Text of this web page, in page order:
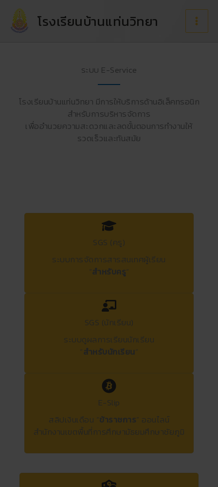
content
โรงเรียนบ้านแท่นวิทยา
ระบบ E-Service
โรงเรียนบ้านแท่นวิทยา มีการให้บริการด้านอิเล็คทรอนิก
สำหรับการบริหารจัดการ
เพื่ออำนวยความสะดวกและลดขั้นตอนการทำงานให้
รวดเร็วและทันสมัย
SGS (ครู)
ระบบการจัดการสารสนเทศผู้เรียน
“สำหรับครู“
SGS (นักเรียน)
ระบบดูผลการเรียนนักเรียน
“สำหรับนักเรียน“
E-Slip
สลิปเงินเดือน “ข้าราชการ” ออนไลน์
สำนักงานเขตพื้นที่การศึกษามัธยมศึกษาชัยภูมิ